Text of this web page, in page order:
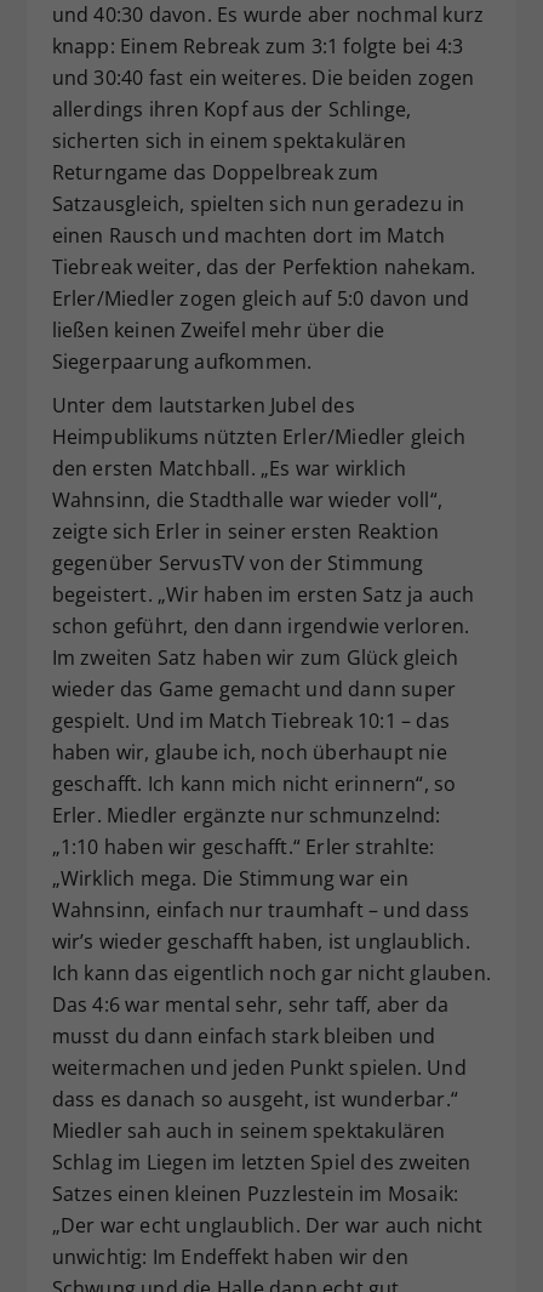
und 40:30 davon. Es wurde aber nochmal kurz
knapp: Einem Rebreak zum 3:1 folgte bei 4:3
und 30:40 fast ein weiteres. Die beiden zogen
allerdings ihren Kopf aus der Schlinge,
sicherten sich in einem spektakulären
Returngame das Doppelbreak zum
Satzausgleich, spielten sich nun geradezu in
einen Rausch und machten dort im Match
Tiebreak weiter, das der Perfektion nahekam.
Erler/Miedler zogen gleich auf 5:0 davon und
ließen keinen Zweifel mehr über die
Siegerpaarung aufkommen.
Unter dem lautstarken Jubel des
Heimpublikums nützten Erler/Miedler gleich
den ersten Matchball. „Es war wirklich
Wahnsinn, die Stadthalle war wieder voll“,
zeigte sich Erler in seiner ersten Reaktion
gegenüber ServusTV von der Stimmung
begeistert. „Wir haben im ersten Satz ja auch
schon geführt, den dann irgendwie verloren.
Im zweiten Satz haben wir zum Glück gleich
wieder das Game gemacht und dann super
gespielt. Und im Match Tiebreak 10:1 – das
haben wir, glaube ich, noch überhaupt nie
geschafft. Ich kann mich nicht erinnern“, so
Erler. Miedler ergänzte nur schmunzelnd:
„1:10 haben wir geschafft.“ Erler strahlte:
„Wirklich mega. Die Stimmung war ein
Wahnsinn, einfach nur traumhaft – und dass
wir’s wieder geschafft haben, ist unglaublich.
Ich kann das eigentlich noch gar nicht glauben.
Das 4:6 war mental sehr, sehr taff, aber da
musst du dann einfach stark bleiben und
weitermachen und jeden Punkt spielen. Und
dass es danach so ausgeht, ist wunderbar.“
Miedler sah auch in seinem spektakulären
Schlag im Liegen im letzten Spiel des zweiten
Satzes einen kleinen Puzzlestein im Mosaik:
„Der war echt unglaublich. Der war auch nicht
unwichtig: Im Endeffekt haben wir den